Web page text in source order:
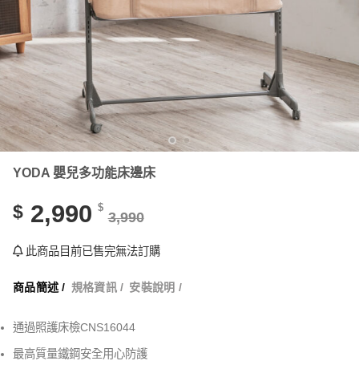
YODA 嬰兒多功能床邊床
$ 2,990 $
3,990
此商品目前已售完無法訂購
商品簡述 / 規格資訊 / 安裝說明 /
通過照護床檢CNS16044
最高質量鐵鋼安全用心防護